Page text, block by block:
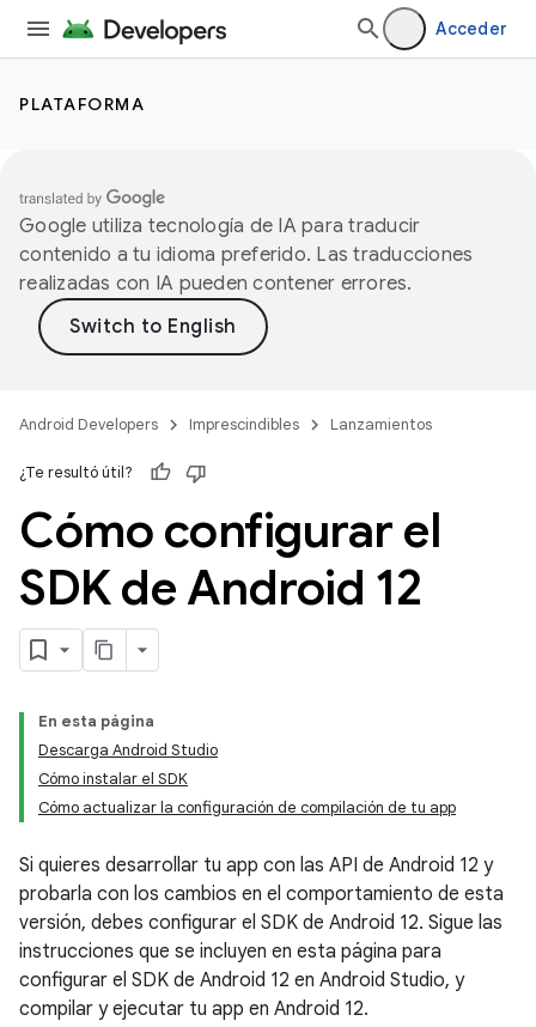
Acceder
PLATAFORMA
Google utiliza tecnología de IA para traducir
contenido a tu idioma preferido. Las traducciones
realizadas con IA pueden contener errores.
Android Developers Imprescindibles Lanzamientos
¿Te resultó útil?
Cómo configurar el
SDK de Android 12
En esta página
Descarga Android Studio
Cómo instalar el SDK
Cómo actualizar la configuración de compilación de tu app
Si quieres desarrollar tu app con las API de Android 12 y
probarla con los cambios en el comportamiento de esta
versión, debes configurar el SDK de Android 12. Sigue las
instrucciones que se incluyen en esta página para
configurar el SDK de Android 12 en Android Studio, y
compilar y ejecutar tu app en Android 12.